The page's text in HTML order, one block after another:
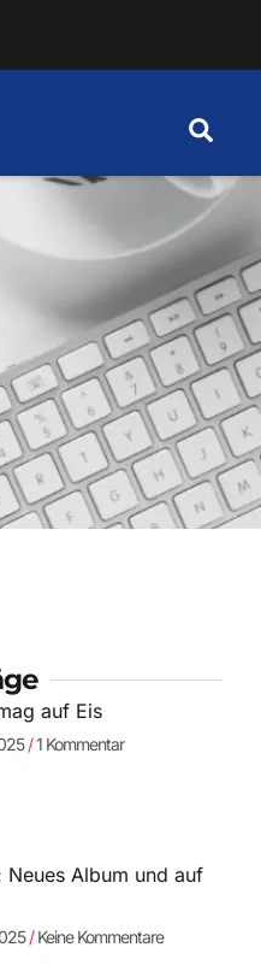
auf Eis
1 Kommentar
Neues Album und auf
Keine Kommentare